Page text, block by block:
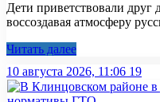
Дети приветствовали
воссоздавая атмосферу
Читать далее
10 августа 2026, 11:06 19